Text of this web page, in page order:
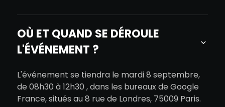
OÙ ET QUAND SE DÉROULE
L'ÉVÉNEMENT ?
L'événement se tiendra le mardi 8 septembre,
de 08h30 à 12h30 , dans les bureaux de Google
France, situés au 8 rue de Londres, 75009 Paris.